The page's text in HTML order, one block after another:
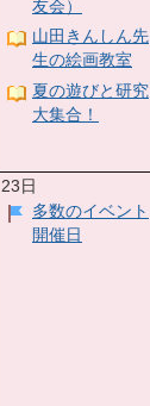
友会）
山田きんしん先
生の絵画教室
夏の遊びと研究
大集合！
23日
多数のイベント
開催日